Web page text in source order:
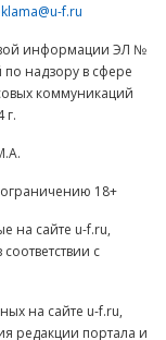
f.ru
информации ЭЛ №
надзору в сфере
коммуникаций
г.
ограничению 18+
на сайте u-f.ru,
с
на сайте u-f.ru,
редакции портала и